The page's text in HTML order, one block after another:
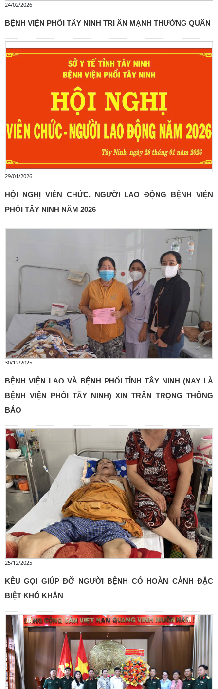
24/02/2026
BỆNH VIỆN PHỔI TÂY NINH TRI ÂN MẠNH THƯỜNG QUÂN
29/01/2026
HỘI NGHỊ VIÊN CHỨC, NGƯỜI LAO ĐỘNG BỆNH VIỆN
PHỔI TÂY NINH NĂM 2026
30/12/2025
BỆNH VIỆN LAO VÀ BỆNH PHỔI TỈNH TÂY NINH (NAY LÀ
BỆNH VIỆN PHỔI TÂY NINH) XIN TRÂN TRỌNG THÔNG
BÁO
25/12/2025
KÊU GỌI GIÚP ĐỠ NGƯỜI BỆNH CÓ HOÀN CẢNH ĐẶC
BIỆT KHÓ KHĂN